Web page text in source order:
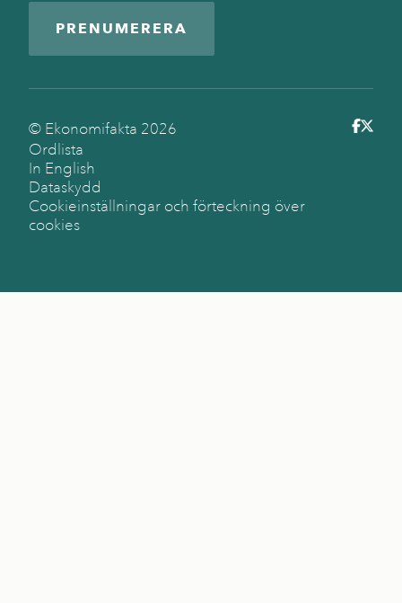
PRENUMERERA
© Ekonomifakta 2026
Ordlista
In English
Dataskydd
Cookieinställningar och förteckning över
cookies